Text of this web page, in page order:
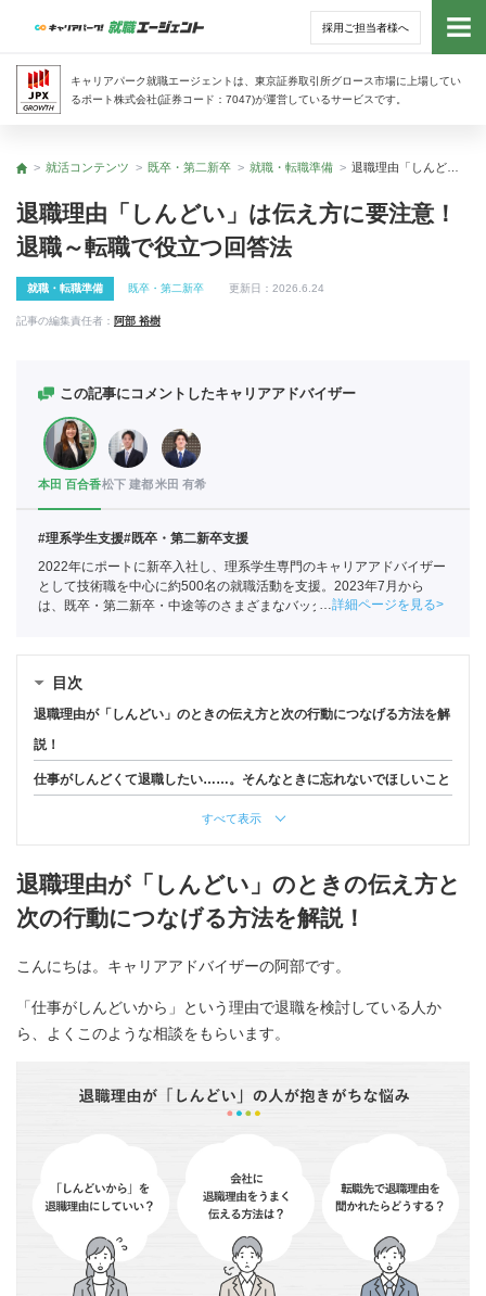
採用ご担当者様へ
キャリアパーク就職エージェントは、東京証券取引所グロース市場に上場してい
るポート株式会社(証券コード：7047)が運営しているサービスです。
トッ
トップ
就活コンテンツ 既卒・第二新卒 就職・転職準備
退職理由「しんどい」は伝え方に要注意！
退職～転職で役立つ回答法
就職・転職準備 既卒・第二新卒 更新日： 2026.6.24
記事の編集責任者： 阿部 裕樹
この記事にコメントしたキャリアアドバイザー
本田 百合香松下 建都米田 有希
#理系学生支援#既卒・第二新卒支援
2022年にポートに新卒入社し、理系学生専門のキャリアアドバイザー
として技術職を中心に約500名の就職活動を支援。2023年7月から
は、既卒・第二新卒・中途等のさまざまなバックグラウンドを持つ
詳細ページを見る
目次
退職理由が「しんどい」のときの伝え方と次の行動につなげる方法を解
説！
仕事がしんどくて退職したい……。そんなときに忘れないでほしいこと
すべて表示
退職理由が「しんどい」のときの伝え方と
次の行動につなげる方法を解説！
こんにちは。キャリアアドバイザーの阿部です。
「仕事がしんどいから」という理由で退職を検討している人か
ら、よくこのような相談をもらいます。